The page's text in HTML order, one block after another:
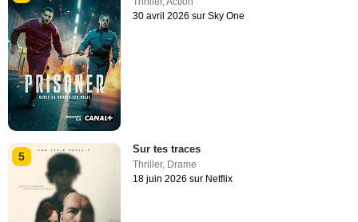
30 avril 2026 sur Sky One
5
Sur tes traces
Thriller, Drame
18 juin 2026 sur Netflix